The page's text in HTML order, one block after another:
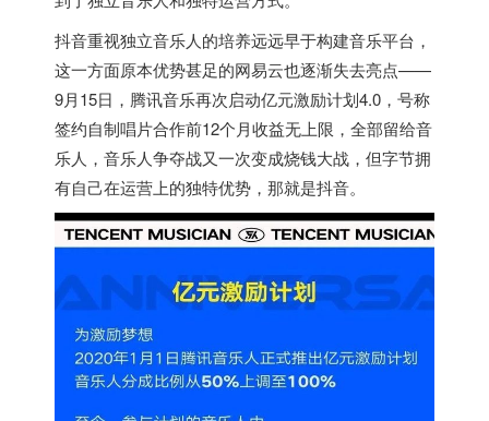
抖音重视独立音乐人的培养远远早于构建音乐平台，
这一方面原本优势甚足的网易云也逐渐失去亮点——
9月15日，腾讯音乐再次启动亿元激励计划4.0，号称
签约自制唱片合作前12个月收益无上限，全部留给音
乐人，音乐人争夺战又一次变成烧钱大战，但字节拥
有自己在运营上的独特优势，那就是抖音。